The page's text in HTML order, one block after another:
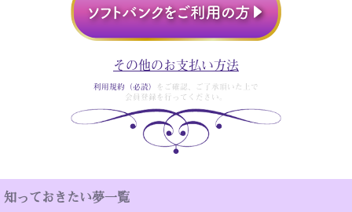
その他のお支払い方法
利用規約（必読）
をご確認、ご了承頂いた上で
会員登録を行ってください。
知っておきたい夢一覧